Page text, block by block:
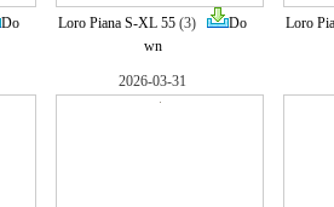
Do
Loro Piana S-XL 55 (3)
Do
wn
Loro
2026-03-31